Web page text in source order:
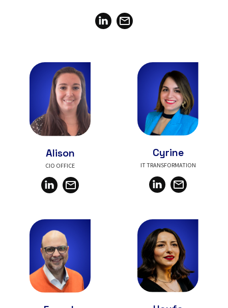
Alison
CIO OFFICE
Cyrine
IT TRANSFORMATION